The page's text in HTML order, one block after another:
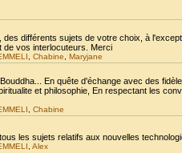
différents sujets de votre choix, à
de vos interlocuteurs. Merci
Chabine Maryjane
En quête d'échange avec des
et philosophie, En respectant les
Chabine
les sujets relatifs aux nouvelles
Alex